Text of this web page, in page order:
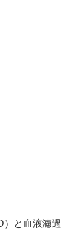
）と血液濾過